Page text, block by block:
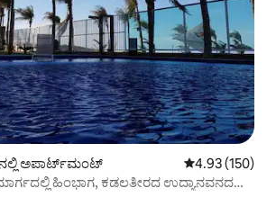
ನಲ್ಲಿ ಅಪಾರ್ಟ್‌ಮಂಟ್ 5 ರಲ್ಲಿ 4.93
4.93 (150)
ಹಿಂಭಾಗ, ಕಡಲತೀರದ ಉದ್ಯಾನವನದ